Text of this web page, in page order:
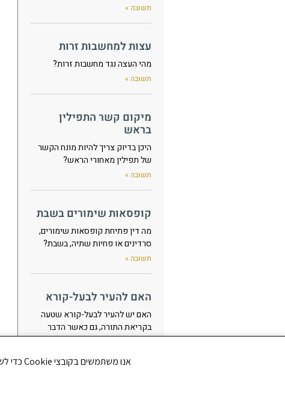
תשובה »
עצות למחשבות זרות
מהי העצה נגד מחשבות זרות?
תשובה »
מיקום קשר התפילין
בראש
היכן בדיוק צריך להיות מונח הקשר
של תפילין מאחורי הראש?
תשובה »
קופסאות שימורים בשבת
מה דין פתיחת קופסאות שימורים,
סרדינים או פחיות שתיה, בשבת?
תשובה »
האם להעיר לבעל-קורא
האם יש להעיר לבעל-קורא שטעה
בקריאת התורה, גם כאשר הדבר
מלבין את פניו, או שצריך להימנע
תשובה »אנו משתמשים בקובצי Cookie כדי לשפר את חווית הגלישה שלך ולנתח את תנועת הגולשים באתר. האם את/ה מסכים/ה לשימוש בקובצי Cookie?